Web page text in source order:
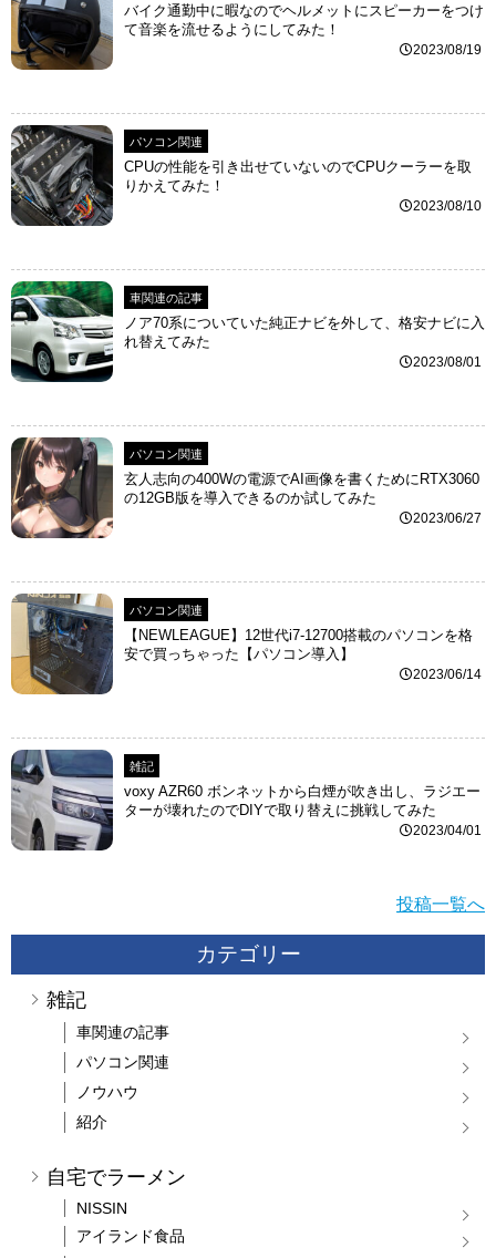
バイク通勤中に暇なのでヘルメットにスピーカーをつけ
て音楽を流せるようにしてみた！
2023/08/19
パソコン関連
CPUの性能を引き出せていないのでCPUクーラーを取
りかえてみた！
2023/08/10
車関連の記事
ノア70系についていた純正ナビを外して、格安ナビに入
れ替えてみた
2023/08/01
パソコン関連
玄人志向の400Wの電源でAI画像を書くためにRTX3060
の12GB版を導入できるのか試してみた
2023/06/27
パソコン関連
【NEWLEAGUE】12世代i7-12700搭載のパソコンを格
安で買っちゃった【パソコン導入】
2023/06/14
雑記
voxy AZR60 ボンネットから白煙が吹き出し、ラジエー
ターが壊れたのでDIYで取り替えに挑戦してみた
2023/04/01
投稿一覧へ
カテゴリー
雑記
車関連の記事
パソコン関連
ノウハウ
紹介
自宅でラーメン
NISSIN
アイランド食品